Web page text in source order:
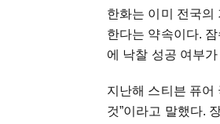
한화는 이미 전국의
한다는 약속이다.
에 낙찰 성공 여부
지난해 스티븐 퓨어
것”이라고 말했다.